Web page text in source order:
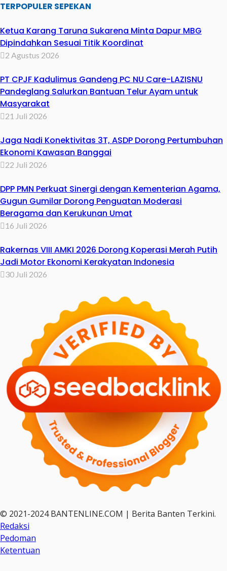
TERPOPULER SEPEKAN
Ketua Karang Taruna Sukarena Minta Dapur MBG
Dipindahkan Sesuai Titik Koordinat
2 Agustus 2026
PT CPJF Kadulimus Gandeng PC NU Care-LAZISNU
Pandeglang Salurkan Bantuan Telur Ayam untuk
Masyarakat
21 Juli 2026
Jaga Nadi Konektivitas 3T, ASDP Dorong Pertumbuhan
Ekonomi Kawasan Banggai
22 Juli 2026
DPP PMN Perkuat Sinergi dengan Kementerian Agama,
Gugun Gumilar Dorong Penguatan Moderasi
Beragama dan Kerukunan Umat
16 Juli 2026
Rakernas VIII AMKI 2026 Dorong Koperasi Merah Putih
Jadi Motor Ekonomi Kerakyatan Indonesia
30 Juli 2026
© 2021-2024 BANTENLINE.COM | Berita Banten Terkini.
Redaksi
Pedoman
Ketentuan